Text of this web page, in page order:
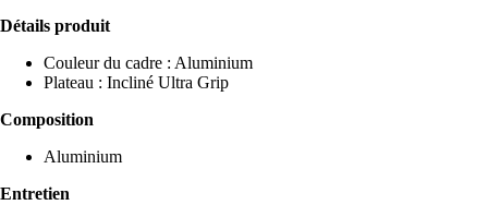
Détails produit
Couleur du cadre : Aluminium
Plateau : Incliné Ultra Grip
Composition
Aluminium
Entretien